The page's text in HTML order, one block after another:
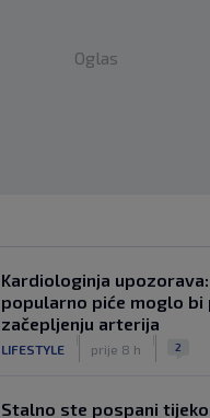
Oglas
Kardiologinja upozorava:
popularno piće moglo
začepljenju arterija
LIFESTYLE prije 8 h 2
Stalno ste pospani